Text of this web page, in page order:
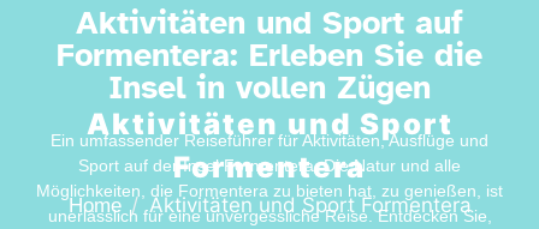
Aktivitäten und Sport
Formentera
Home Aktivitäten und Sport Formentera
Aktivitäten und Sport auf
Formentera: Erleben Sie die
Insel in vollen Zügen
Ein umfassender Reiseführer für Aktivitäten, Ausflüge und
Sport auf der Insel Formentera. Die Natur und alle
Möglichkeiten, die Formentera zu bieten hat, zu genießen, ist
unerlässlich für eine unvergessliche Reise. Entdecken Sie,